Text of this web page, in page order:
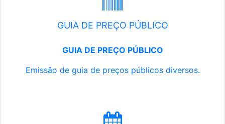
GUIA DE PREÇO PÚBLICO
GUIA DE PREÇO PÚBLICO
Emissão de guia de preços públicos diversos.